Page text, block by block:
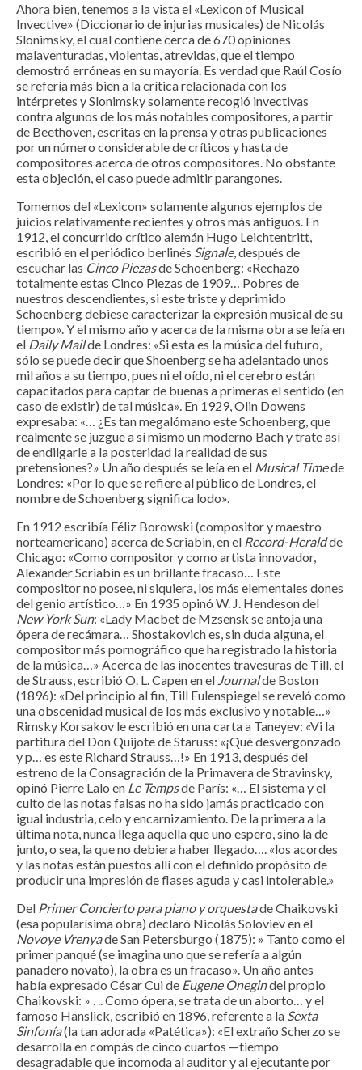
Ahora bien, tenemos a la vista el «Lexicon of Musical
Invective» (Diccionario de injurias musicales) de Nicolás
Slonimsky, el cual contiene cerca de 670 opiniones
malaventuradas, violentas, atrevidas, que el tiempo
demostró erróneas en su mayoría. Es verdad que Raúl Cosío
se refería más bien a la crítica relacionada con los
intérpretes y Slonimsky solamente recogió invectivas
contra algunos de los más notables compositores, a partir
de Beethoven, escritas en la prensa y otras publicaciones
por un número considerable de críticos y hasta de
compositores acerca de otros compositores. No obstante
esta objeción, el caso puede admitir parangones.
Tomemos del «Lexicon» solamente algunos ejemplos de
juicios relativamente recientes y otros más antiguos. En
1912, el concurrido crítico alemán Hugo Leichtentritt,
escribió en el periódico berlinés Signale, después de
escuchar las Cinco Piezasde Schoenberg: «Rechazo
totalmente estas Cinco Piezas de 1909… Pobres de
nuestros descendientes, si este triste y deprimido
Schoenberg debiese caracterizar la expresión musical de su
tiempo». Y el mismo año y acerca de la misma obra se leía en
el Daily Mailde Londres: «Si esta es la música del futuro,
sólo se puede decir que Shoenberg se ha adelantado unos
mil años a su tiempo, pues ni el oído, ni el cerebro están
capacitados para captar de buenas a primeras el sentido (en
caso de existir) de tal música». En 1929, Olin Dowens
expresaba: «… ¿Es tan megalómano este Schoenberg, que
realmente se juzgue a sí mismo un moderno Bach y trate así
de endilgarle a la posteridad la realidad de sus
pretensiones?» Un año después se leía en el Musical Timede
Londres: «Por lo que se refiere al público de Londres, el
nombre de Schoenberg significa lodo».
En 1912 escribía Féliz Borowski (compositor y maestro
norteamericano) acerca de Scriabin, en el Record-Heraldde
Chicago: «Como compositor y como artista innovador,
Alexander Scriabin es un brillante fracaso… Este
compositor no posee, ni siquiera, los más elementales dones
del genio artístico…» En 1935 opinó W. J. Hendeson del
New York Sun: «Lady Macbet de Mzsensk se antoja una
ópera de recámara… Shostakovich es, sin duda alguna, el
compositor más pornográfico que ha registrado la historia
de la música…» Acerca de las inocentes travesuras de Till, el
de Strauss, escribió O. L. Capen en el Journalde Boston
(1896): «Del principio al fin, Till Eulenspiegel se reveló como
una obscenidad musical de los más exclusivo y notable…»
Rimsky Korsakov le escribió en una carta a Taneyev: «Vi la
partitura del Don Quijote de Staruss: «¡Qué desvergonzado
y p… es este Richard Strauss…!» En 1913, después del
estreno de la Consagración de la Primavera de Stravinsky,
opinó Pierre Lalo en Le Tempsde París: «… El sistema y el
culto de las notas falsas no ha sido jamás practicado con
igual industria, celo y encarnizamiento. De la primera a la
última nota, nunca llega aquella que uno espero, sino la de
junto, o sea, la que no debiera haber llegado…. «los acordes
y las notas están puestos allí con el definido propósito de
producir una impresión de flases aguda y casi intolerable.»
Del Primer Concierto para piano y orquestade Chaikovski
(esa popularísima obra) declaró Nicolás Soloviev en el
Novoye Vrenyade San Petersburgo (1875): » Tanto como el
primer panqué (se imagina uno que se refería a algún
panadero novato), la obra es un fracaso». Un año antes
había expresado César Cui de Eugene Onegindel propio
Chaikovski: » . .. Como ópera, se trata de un aborto… y el
famoso Hanslick, escribió en 1896, referente a la Sexta
Sinfonía(la tan adorada «Patética»): «El extraño Scherzo se
desarrolla en compás de cinco cuartos —tiempo
desagradable que incomoda al auditor y al ejecutante por